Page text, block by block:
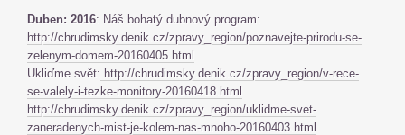
Duben: 2016: Náš bohatý dubnový program:
http://chrudimsky.denik.cz/zpravy_region/poznavejte-prirodu-se-
zelenym-domem-20160405.html
Ukliďme svět: http://chrudimsky.denik.cz/zpravy_region/v-rece-
se-valely-i-tezke-monitory-20160418.html
http://chrudimsky.denik.cz/zpravy_region/uklidme-svet-
zaneradenych-mist-je-kolem-nas-mnoho-20160403.html